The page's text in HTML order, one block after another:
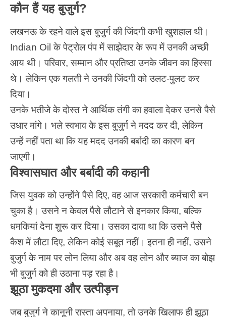
कौन हैं यह बुजुर्ग?
लखनऊ के रहने वाले इस बुजुर्ग की जिंदगी कभी खुशहाल थी।
Indian Oil के पेट्रोल पंप में साझेदार के रूप में उनकी अच्छी
आय थी। परिवार, सम्मान और प्रतिष्ठा उनके जीवन का हिस्सा
थे। लेकिन एक गलती ने उनकी जिंदगी को उलट-पुलट कर
दिया।
उनके भतीजे के दोस्त ने आर्थिक तंगी का हवाला देकर उनसे पैसे
उधार मांगे। भले स्वभाव के इस बुजुर्ग ने मदद कर दी, लेकिन
उन्हें नहीं पता था कि यह मदद उनकी बर्बादी का कारण बन
जाएगी।
विश्वासघात और बर्बादी की कहानी
जिस युवक को उन्होंने पैसे दिए, वह आज सरकारी कर्मचारी बन
चुका है। उसने न केवल पैसे लौटाने से इनकार किया, बल्कि
धमकियां देना शुरू कर दिया। उसका दावा था कि उसने पैसे
कैश में लौटा दिए, लेकिन कोई सबूत नहीं। इतना ही नहीं, उसने
बुजुर्ग के नाम पर लोन लिया और अब वह लोन और ब्याज का बोझ
भी बुजुर्ग को ही उठाना पड़ रहा है।
झूठा मुकदमा और उत्पीड़न
जब बुजुर्ग ने कानूनी रास्ता अपनाया, तो उनके खिलाफ ही झूठा